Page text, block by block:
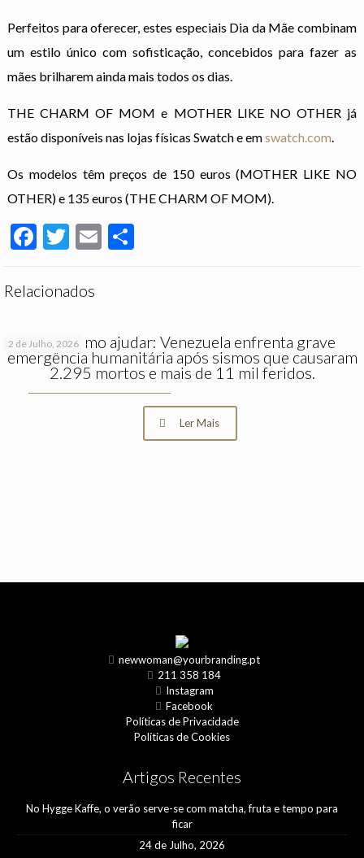
Perfeitos para oferecer, estes especiais Dia da Mãe combinam
um estilo único com sofisticação, concebidos para fazer as
mães brilharem ainda mais todos os dias.
THE CHARM OF MOM e MOTHER LIKE NO OTHER já
estão disponíveis nas lojas físicas Swatch e emswatch.com.
Os modelos têm preços de 150 euros (MOTHER LIKE NO
OTHER) e 135 euros (THE CHARM OF MOM).
Facebook
Twitter
Email
Relacionados
2 de Julho, 2026
Saiba como ajudar: Venezuela enfrenta grave
emergência humanitária após sismos que causaram
2.295 mortos e mais de 11 mil feridos.
Ler Mais
newwoman@yourbranding.pt
211 358 184
Instagram
Facebook
Políticas de Privacidade
Políticas de Cookies
Artigos Recentes
No Hygge Kaffe, o verão serve-se com matcha, fruta e tempo para
ficar
24 de Julho, 2026